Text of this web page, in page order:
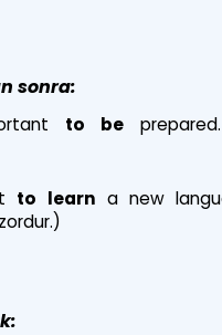
sonra:
to beprepared.
to learn a new